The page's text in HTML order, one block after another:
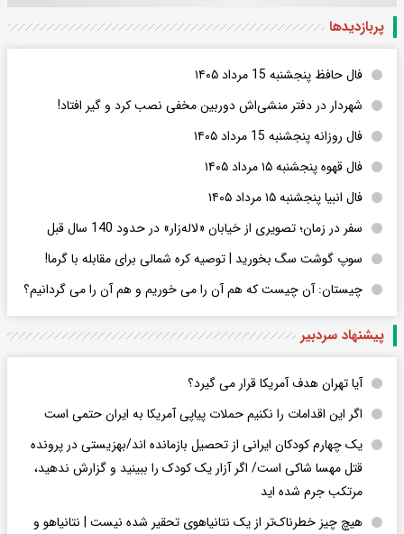
پربازدید‌ها
فال حافظ پنجشنبه 15 مرداد ۱۴۰۵
شهردار در دفتر منشی‌اش دوربین مخفی نصب کرد و گیر افتاد!
فال روزانه پنجشنبه 15 مرداد ۱۴۰۵
فال قهوه پنجشنبه ۱۵ مرداد ۱۴۰۵
فال انبیا پنجشنبه ۱۵ مرداد ۱۴۰۵
سفر در زمان؛ تصویری از خیابان «لاله‌زار» در حدود 140 سال قبل
سوپ گوشت سگ بخورید | توصیه کره شمالی برای مقابله با گرما!
چیستان: آن چیست که هم آن را می خوریم و هم آن را می گردانیم؟
پیشنهاد سردبیر
آیا تهران هدف آمریکا قرار می گیرد؟
اگر این اقدامات را نکنیم حملات پیاپی آمریکا به ایران حتمی است
یک چهارم کودکان ایرانی از تحصیل بازمانده اند/بهزیستی در پرونده
قتل مهسا شاکی است/ اگر آزار یک کودک را ببینید و گزارش ندهید،
مرتکب جرم شده اید
هیچ چیز خطرناک‌تر از یک نتانیاهوی تحقیر شده نیست | نتانیاهو و